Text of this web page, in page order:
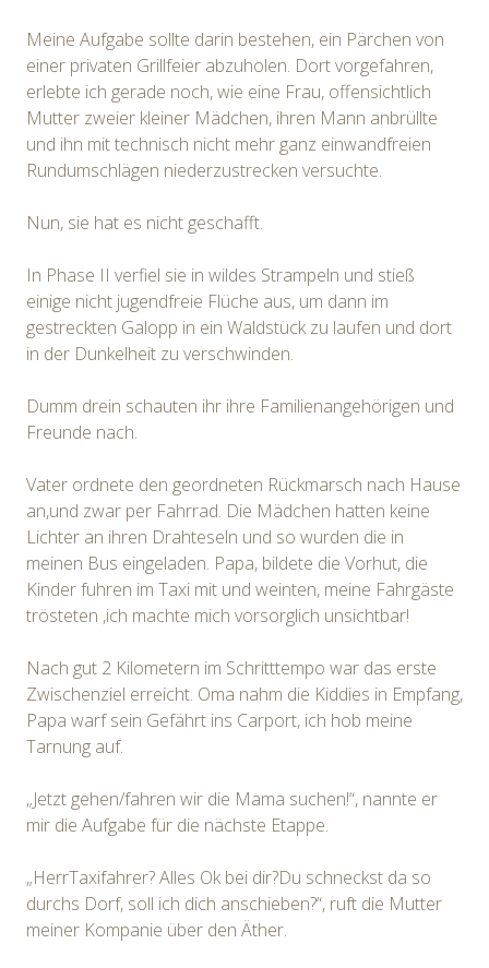
Meine Aufgabe sollte darin bestehen, ein Pärchen von
einer privaten Grillfeier abzuholen. Dort vorgefahren,
erlebte ich gerade noch, wie eine Frau, offensichtlich
Mutter zweier kleiner Mädchen, ihren Mann anbrüllte
und ihn mit technisch nicht mehr ganz einwandfreien
Rundumschlägen niederzustrecken versuchte.
Nun, sie hat es nicht geschafft.
In Phase II verfiel sie in wildes Strampeln und stieß
einige nicht jugendfreie Flüche aus, um dann im
gestreckten Galopp in ein Waldstück zu laufen und dort
in der Dunkelheit zu verschwinden.
Dumm drein schauten ihr ihre Familienangehörigen und
Freunde nach.
Vater ordnete den geordneten Rückmarsch nach Hause
an,und zwar per Fahrrad. Die Mädchen hatten keine
Lichter an ihren Drahteseln und so wurden die in
meinen Bus eingeladen. Papa, bildete die Vorhut, die
Kinder fuhren im Taxi mit und weinten, meine Fahrgäste
trösteten ,ich machte mich vorsorglich unsichtbar!
Nach gut 2 Kilometern im Schritttempo war das erste
Zwischenziel erreicht. Oma nahm die Kiddies in Empfang,
Papa warf sein Gefährt ins Carport, ich hob meine
Tarnung auf.
„Jetzt gehen/fahren wir die Mama suchen!“, nannte er
mir die Aufgabe für die nächste Etappe.
„HerrTaxifahrer? Alles Ok bei dir?Du schneckst da so
durchs Dorf, soll ich dich anschieben?“, ruft die Mutter
meiner Kompanie über den Äther.